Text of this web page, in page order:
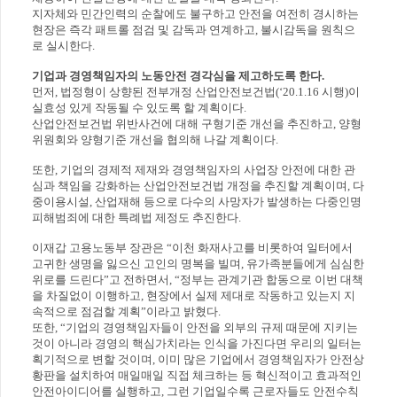
지자체와 민간인력의 순찰에도 불구하고 안전을 여전히 경시하는
현장은 즉각 패트롤 점검 및 감독과 연계하고, 불시감독을 원칙으
로 실시한다.
기업과 경영책임자의 노동안전 경각심을 제고하도록 한다.
먼저, 법정형이 상향된 전부개정 산업안전보건법(‘20.1.16 시행)이
실효성 있게 작동될 수 있도록 할 계획이다.
산업안전보건법 위반사건에 대해 구형기준 개선을 추진하고, 양형
위원회와 양형기준 개선을 협의해 나갈 계획이다.
또한, 기업의 경제적 제재와 경영책임자의 사업장 안전에 대한 관
심과 책임을 강화하는 산업안전보건법 개정을 추진할 계획이며, 다
중이용시설, 산업재해 등으로 다수의 사망자가 발생하는 다중인명
피해범죄에 대한 특례법 제정도 추진한다.
이재갑 고용노동부 장관은 “이천 화재사고를 비롯하여 일터에서
고귀한 생명을 잃으신 고인의 명복을 빌며, 유가족분들에게 심심한
위로를 드린다”고 전하면서, “정부는 관계기관 합동으로 이번 대책
을 차질없이 이행하고, 현장에서 실제 제대로 작동하고 있는지 지
속적으로 점검할 계획”이라고 밝혔다.
또한, “기업의 경영책임자들이 안전을 외부의 규제 때문에 지키는
것이 아니라 경영의 핵심가치라는 인식을 가진다면 우리의 일터는
획기적으로 변할 것이며, 이미 많은 기업에서 경영책임자가 안전상
황판을 설치하여 매일매일 직접 체크하는 등 혁신적이고 효과적인
안전아이디어를 실행하고, 그런 기업일수록 근로자들도 안전수칙